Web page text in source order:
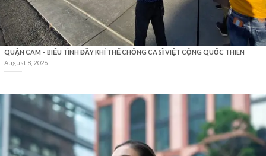
QUẬN CAM – BIỂU TÌNH ĐẦY KHÍ THẾ CHỐNG CA SĨ VIỆT CỘNG QUỐC THIÊN
August 8, 2026